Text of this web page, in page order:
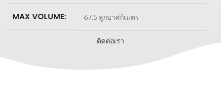
MAX VOLUME: 67.5 ลูกบาศก์เมตร
ติดต่อเรา